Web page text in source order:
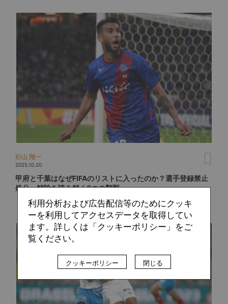
杉山 翔一
2025.10.20
甲府と千葉はなぜFIFAのリストに入ったのか？選手登録禁止
処分・解除を読み解く3つの類型
利用分析および広告配信等のためにクッキ
ーを利用してアクセスデータを取得してい
ます。詳しくは「クッキーポリシー」をご
覧ください。
クッキーポリシー 閉じる